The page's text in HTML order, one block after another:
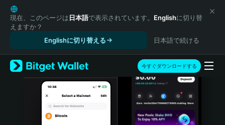
English
日本語
Tiếng Việt
Español (Latinoamérica)
Türkçe
Italiano
現在、このページは日本語で表示されています。 Englishに切り替
えますか？
Englishに切り替える
日本語で続ける
今すぐダウンロードする